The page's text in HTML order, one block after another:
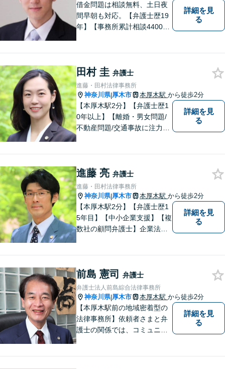
借金問題は相談無料、土日夜
間早朝も対応。【弁護士歴19
年】【事務所累計相談4400件
男女問題
詳細を見
る
田村 圭 弁護士
進藤・田村法律事務所
神奈川県|厚木市 本厚木駅 から徒歩2分
【本厚木駅2分】【弁護士歴1
0年以上】【離婚・男女問題/
不動産問題/交通事故に注力】
う、全力でサポートします。
詳細を見
る
進藤 亮 弁護士
進藤・田村法律事務所
神奈川県|厚木市 本厚木駅 から徒歩2分
【本厚木駅2分】【弁護士歴1
5年目】【中小企業支援】【複
数社の顧問弁護士】企業法
般民事…交通事故｜労働｜不
動産｜相続｜借金問題
詳細を見
る
前島 憲司 弁護士
弁護士法人前島綜合法律事務所
神奈川県|厚木市 本厚木駅 から徒歩2分
【本厚木駅前の地域密着型の
法律事務所】依頼者さまと弁
護士の関係では、コミュニケ
詳細を見
る